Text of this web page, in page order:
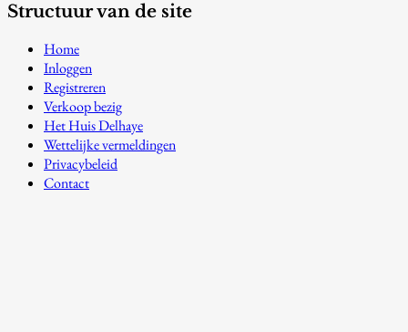
Structuur van de site
Home
Inloggen
Registreren
Verkoop bezig
Het Huis Delhaye
Wettelijke vermeldingen
Privacybeleid
Contact